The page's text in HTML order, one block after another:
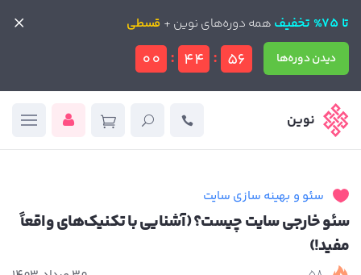
تا 75% تخفیف همه دوره‌های نوین + قسطی
دیدن دوره‌ها 00 : 44 : 54
تا 75% تخفیف همه دوره‌های نوین + قسطی
دیدن دوره‌ها
نوین
سئو و بهینه سازی سایت
سئو خارجی سایت چیست؟ (آشنایی با تکنیک‌های واقعاً
مفید!)